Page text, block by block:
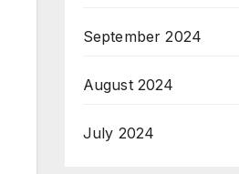
September 2024
August 2024
July 2024